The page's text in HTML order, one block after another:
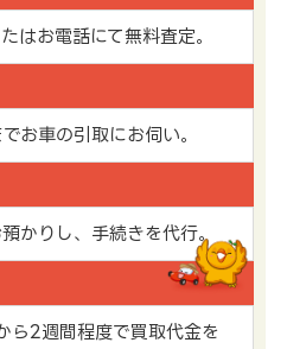
はお電話にて無料査定。
お車の引取にお伺い。
かりし、手続きを代行。
ら2週間程度で買取代金を